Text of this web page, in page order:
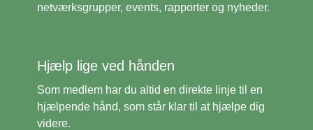
netværksgrupper, events, rapporter og nyheder.
Hjælp lige ved hånden
Som medlem har du altid en direkte linje til en
hjælpende hånd, som står klar til at hjælpe dig
videre.